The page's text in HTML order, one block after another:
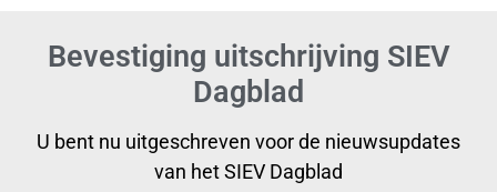
Bevestiging uitschrijving SIEV
Dagblad
U bent nu uitgeschreven voor de nieuwsupdates
van het SIEV Dagblad